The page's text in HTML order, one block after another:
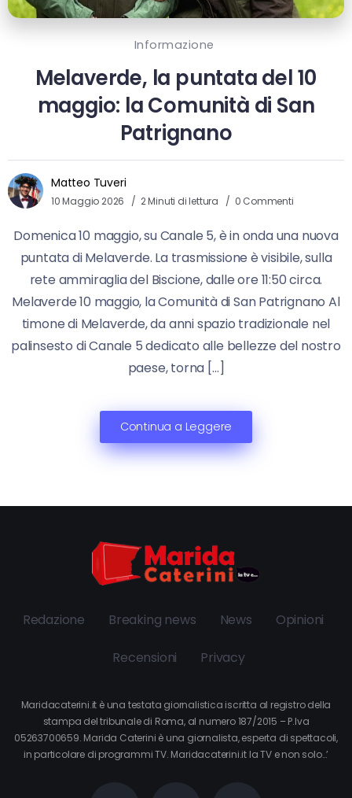
Informazione
Melaverde, la puntata del 10
maggio: la Comunità di San
Patrignano
Matteo Tuveri
10 Maggio 2026 2 Minuti di lettura 0 Commenti
Domenica 10 maggio, su Canale 5, è in onda una nuova
puntata di Melaverde. La trasmissione è visibile, sulla
rete ammiraglia del Biscione, dalle ore 11:50 circa.
Melaverde 10 maggio, la Comunità di San Patrignano Al
timone di Melaverde, da anni spazio tradizionale nel
palinsesto di Canale 5 dedicato alle bellezze del nostro
paese, torna […]
Continua a Leggere
Redazione Breaking news News Opinioni
Recensioni Privacy
Maridacaterini.it è una testata giornalistica iscritta al registro della
stampa del tribunale di Roma, al numero 187/2015 – P.Iva
05263700659. Marida Caterini è una giornalista, esperta di spettacoli,
in particolare di programmi TV. Maridacaterini.it la TV e non solo…’